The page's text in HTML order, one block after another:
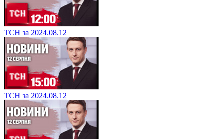
ТСН за 2024.08.12
ТСН за 2024.08.12